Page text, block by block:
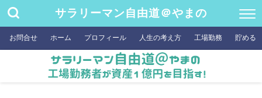
サラリーマン自由道＠やまの
お問合せ ホーム プロフィール 人生の考え方 工場勤務 貯める